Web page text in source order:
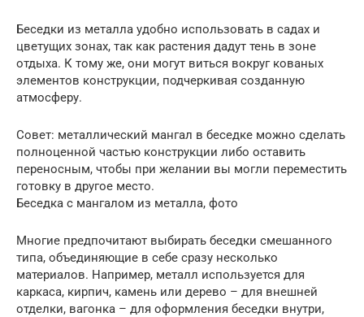
Беседки из металла удобно использовать в садах и
цветущих зонах, так как растения дадут тень в зоне
отдыха. К тому же, они могут виться вокруг кованых
элементов конструкции, подчеркивая созданную
атмосферу.
Совет: металлический мангал в беседке можно сделать
полноценной частью конструкции либо оставить
переносным, чтобы при желании вы могли переместить
готовку в другое место.
Беседка с мангалом из металла, фото
Многие предпочитают выбирать беседки смешанного
типа, объединяющие в себе сразу несколько
материалов. Например, металл используется для
каркаса, кирпич, камень или дерево – для внешней
отделки, вагонка – для оформления беседки внутри,